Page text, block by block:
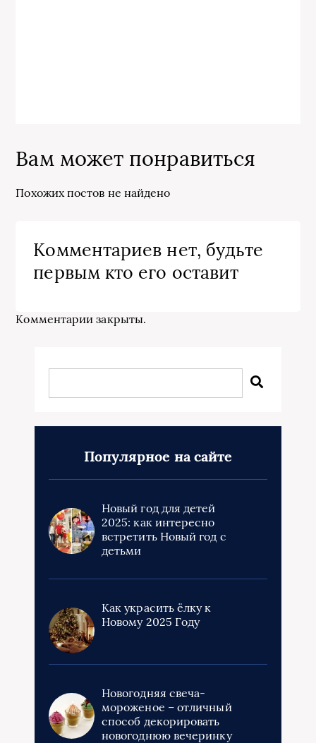
Вам может понравиться
Похожих постов не найдено
Комментариев нет, будьте
первым кто его оставит
Комментарии закрыты.
Популярное на сайте
Новый год для детей
2025: как интересно
встретить Новый год с
детьми
Как украсить ёлку к
Новому 2025 Году
Новогодняя свеча-
мороженое – отличный
способ декорировать
новогоднюю вечеринку